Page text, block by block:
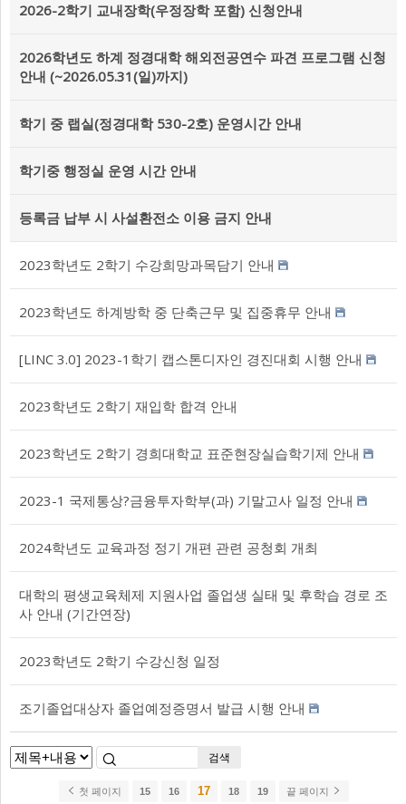
2026-2학기 교내장학(우정장학 포함) 신청안내
2026학년도 하계 정경대학 해외전공연수 파견 프로그램 신청
안내 (~2026.05.31(일)까지)
학기 중 랩실(정경대학 530-2호) 운영시간 안내
학기중 행정실 운영 시간 안내
등록금 납부 시 사설환전소 이용 금지 안내
2023학년도 2학기 수강희망과목담기 안내
2023학년도 하계방학 중 단축근무 및 집중휴무 안내
[LINC 3.0] 2023-1학기 캡스톤디자인 경진대회 시행 안내
2023학년도 2학기 재입학 합격 안내
2023학년도 2학기 경희대학교 표준현장실습학기제 안내
2023-1 국제통상?금융투자학부(과) 기말고사 일정 안내
2024학년도 교육과정 정기 개편 관련 공청회 개최
대학의 평생교육체제 지원사업 졸업생 실태 및 후학습 경로 조
사 안내 (기간연장)
2023학년도 2학기 수강신청 일정
조기졸업대상자 졸업예정증명서 발급 시행 안내
검색
첫 페이지 15 16 17 18 19 끝 페이지